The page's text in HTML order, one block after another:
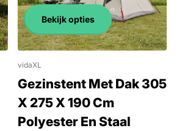
Bekijk opties
vidaXL
Gezinstent Met Dak 305
X 275 X 190 Cm
Polyester En Staal